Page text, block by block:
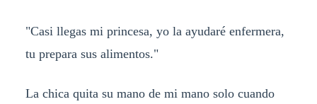
"Casi llegas mi princesa, yo la ayudaré enfermera,
tu prepara sus alimentos."
La chica quita su mano de mi mano solo cuando